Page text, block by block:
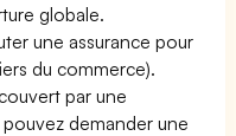
globale.
une assurance pour
du commerce).
par une
pouvez demander une